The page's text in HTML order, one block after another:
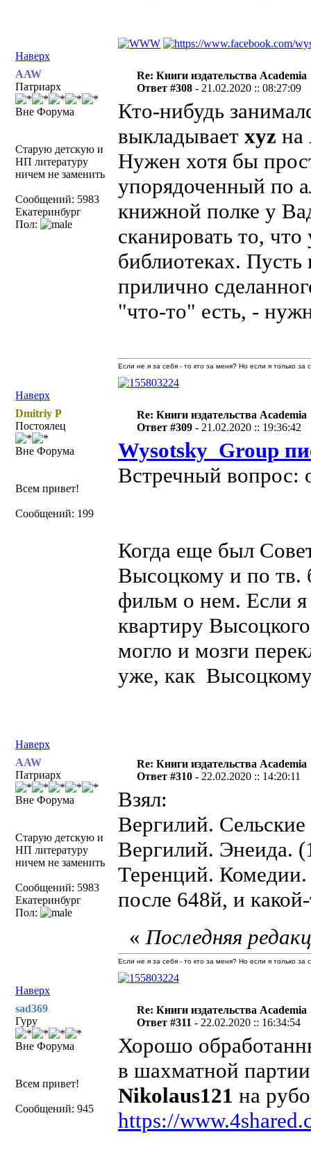
Наверх
AAW
Патриарх
Вне Форума
Старую детскую и
НП литературу
ничем не заменить
Сообщений: 5983
Екатеринбург
Пол:
Re: Книги издательства Academia
Ответ #308 - 21.02.2020 :: 08:27:09
Кто-нибудь
выкладывает xyz на
Нужен хотя бы
упорядоченный по
книжной полке у
сканировать то,
библиотеках. Пусть
прилично
"что-то" есть, -
Наверх
Если не я за себя - то кто за меня? Но если я только
Dmitriy P
Постоялец
Вне Форума
Всем привет!
Сообщений: 199
Re: Книги издательства Academia
Ответ #309 - 21.02.2020 :: 19:36:42
Wysotsky_Group
Встречный вопрос:
Когда еще был
Высоцкому и по тв.
фильм о нем. Если
квартиру
могло и мозги
уже, как
Наверх
AAW
Патриарх
Вне Форума
Старую детскую и
НП литературу
ничем не заменить
Сообщений: 5983
Екатеринбург
Пол:
Re: Книги издательства Academia
Ответ #310 - 22.02.2020 :: 14:20:11
Взял:
Вергилий.
Вергилий. Энеида.
Теренций.
после 648й, и
Наверх
«Последняя
Если не я за себя - то кто за меня? Но если я только
sad369
Гуру
Вне Форума
Всем привет!
Сообщений: 945
Re: Книги издательства Academia
Ответ #311 - 22.02.2020 :: 16:34:54
Хорошо
в шахматной
Nikolaus121 на
https://